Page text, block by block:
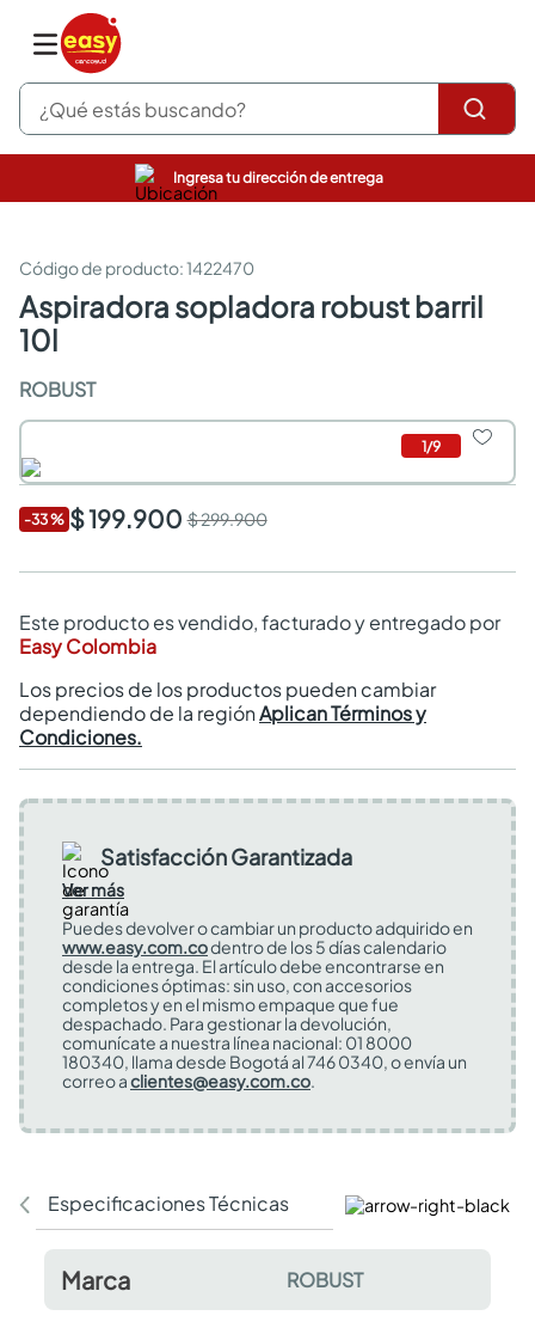
¿Qué estás buscando?
Ingresa tu dirección de entrega
:1422470
aspiradora sopladora robust barril
10l
ROBUST
1/9
-33% $ 199.900 $ 299.900
Este producto es vendido, facturado y entregado por
Easy Colombia
Los precios de los productos pueden cambiar
dependiendo de la regiónAplican Términos y
Condiciones.
Satisfacción Garantizada
Ver más
Puedes devolver o cambiar un producto adquirido en
www.easy.com.codentro de los 5 días calendario
desde la entrega. El artículo debe encontrarse en
condiciones óptimas: sin uso, con accesorios
completos y en el mismo empaque que fue
despachado. Para gestionar la devolución,
comunícate a nuestra línea nacional: 01 8000
180340, llama desde Bogotá al 746 0340, o envía un
correo aclientes@easy.com.co.
Especificaciones Técnicas Comentarios y
Marca ROBUST
pinturas
sanitarios
comedor
escritorio
armarios closet
comedores